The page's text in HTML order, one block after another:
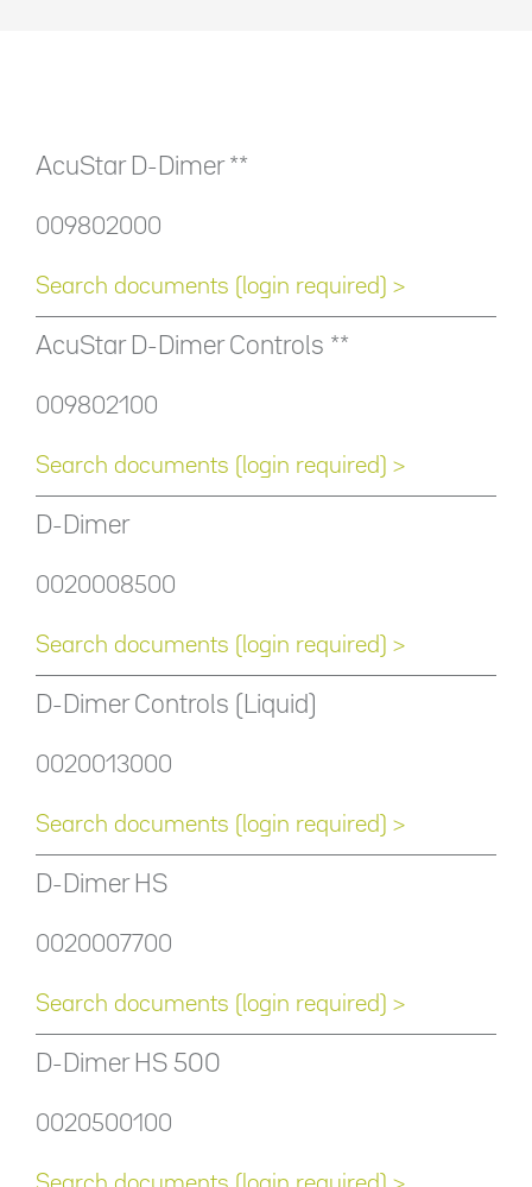
AcuStar D-Dimer **
009802000
Search documents (login required) >
AcuStar D-Dimer Controls **
009802100
Search documents (login required) >
D-Dimer
0020008500
Search documents (login required) >
D-Dimer Controls (Liquid)
0020013000
Search documents (login required) >
D-Dimer HS
0020007700
Search documents (login required) >
D-Dimer HS 500
0020500100